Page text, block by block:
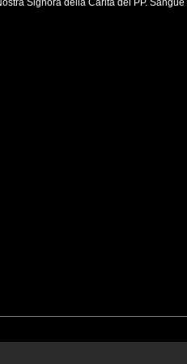
Signora della Carità del PP. Sangue